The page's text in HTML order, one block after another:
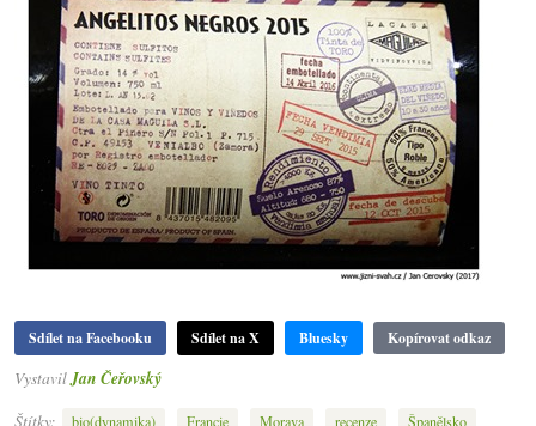
Sdílet na Facebooku Sdílet na X Bluesky Kopírovat odkaz
Vystavil Jan Čeřovský
Štítky:
bio(dynamika) , Francie , Morava , recenze , Španělsko ,